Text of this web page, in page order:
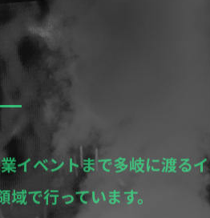
イベントまで多岐に渡る
で行っています。